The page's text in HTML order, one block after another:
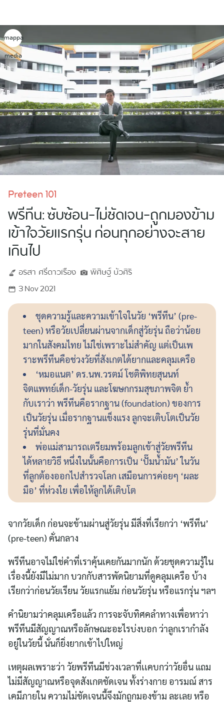
content
mappa
media
Preteen 101
พรีทีน: ซับซ้อน-ไม่ชัดเจน-ถูกมองข้าม
เข้าใจวัยแรกรุ่น ก่อนทุกอย่างจะสาย
เกินไป
อรสา ศรีดาวเรือง พิศิษฐ์บัวศิริ
3 Nov 2021
ชุดความรู้และความเข้าใจในวัย ‘พรีทีน’ (pre-
teen) หรือวัยเปลี่ยนผ่านจากเด็กสู่วัยรุ่น ถือว่าน้อย
มากในสังคมไทย ไม่ใช่เพราะไม่สำคัญ แต่เป็นเพ
ราะพรีทีนคือช่วงวัยที่สังเกตได้ยากและคลุมเครือ
‘หมอแนต’ ดร.นพ.วรตม์ โชติพิทยสุนนท์
จิตแพทย์เด็ก-วัยรุ่น และโฆษกกรมสุขภาพจิต ย้ำ
กับเราว่า พรีทีนคือรากฐาน (foundation) ของการ
เป็นวัยรุ่น เมื่อรากฐานแข็งแรง ลูกจะเติบโตเป็นวัย
รุ่นที่มั่นคง
พ่อแม่สามารถเตรียมพร้อมลูกเข้าสู่วัยพรีทีน
ได้หลายวิธี หนึ่งในนั้นคือการเป็น ‘ปั๊มน้ำมัน’ ในวัน
ที่ลูกต้องออกไปสำรวจโลก เสมือนการค่อยๆ ‘ผละ
มือ’ ที่ห่วงใย เพื่อให้ลูกได้เติบโต
จากวัยเด็ก ก่อนจะข้ามผ่านสู่วัยรุ่น มีสิ่งที่เรียกว่า ‘พรีทีน’
(pre-teen) คั่นกลาง
พรีทีนอาจไม่ใช่คำที่เราคุ้นเคยกันมากนัก ด้วยชุดความรู้ใน
เรื่องนี้ยังมีไม่มาก บวกกับสารพัดนิยามที่ดูคลุมเครือ บ้าง
เรียกว่าก่อนวัยเรียน วัยแรกแย้ม ก่อนวัยรุ่น หรือแรกรุ่น ฯลฯ
คำนิยามว่าคลุมเครือแล้ว การจะจับทิศคลำทางเพื่อหาว่า
พรีทีนมีสัญญาณหรือลักษณะอะไรบ่งบอก ว่าลูกเรากำลัง
อยู่ในวัยนี้ นั่นก็ยิ่งยากเข้าไปใหญ่
เหตุผลเพราะว่า วัยพรีทีนมีช่วงเวลาที่เเคบกว่าวัยอื่น แถม
ไม่มีสัญญาณหรือจุดสังเกตชัดเจน ทั้งร่างกาย อารมณ์ สาร
เคมีภายใน ความไม่ชัดเจนนี้จึงมักถูกมองข้าม ละเลย หรือ